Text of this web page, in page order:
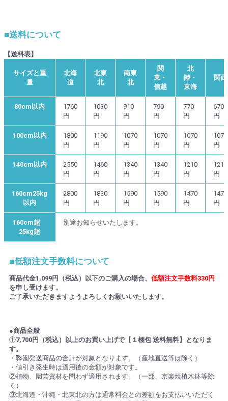
■送料について
【送料表】
サイズと重
量
北海
道
北東
北
南東
北
関
東・
信越
北
陸・
東海
関西
80cm以内
1760
円
1030
円
910
円
790
円
770
円
670
円
100cm以内
1800
円
1190
円
1070
円
1070
円
1070
円
1070
円
140cm以内
2550
円
1460
円
1340
円
1340
円
1210
円
1210
円
160cm25kg
以内
2800
円
1830
円
1590
円
1590
円
1470
円
1470
円
160cm超
25kg超
別途お知らせいたします。
■低額注文手数料について
商品代金1,099円（税込）以下のご購入の場合、 低額注文手数料330円
を申し受けます。
ご了承いただきますようよろしくお願いいたします。
●商品全般
①7,700円（税込）以上のお買い上げで【１梱包 送料無料】となりま
す。
・弊園発送商品の合計が対象となります。（産地直送等は除く）
・値引き発生時は適用後の金額が対象です。
②植物、園芸資材を問わず適用されます。（一部、京楽焼植木鉢等除
く）
③北海道・沖縄・北東北の方は通常料金との差額をお支払いいただく